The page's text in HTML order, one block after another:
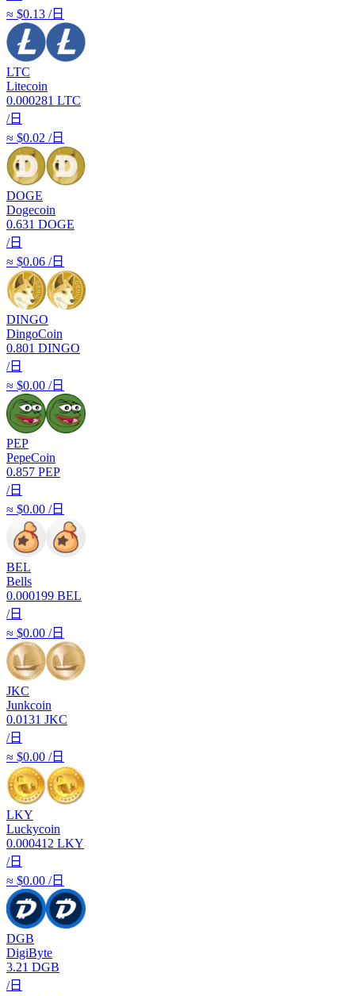
≈ $0.13 /日
LTC
Litecoin
0.000281 LTC
/日
≈ $0.02 /日
DOGE
Dogecoin
0.631 DOGE
/日
≈ $0.06 /日
DINGO
DingoCoin
0.801 DINGO
/日
≈ $0.00 /日
PEP
PepeCoin
0.857 PEP
/日
≈ $0.00 /日
BEL
Bells
0.000199 BEL
/日
≈ $0.00 /日
JKC
Junkcoin
0.0131 JKC
/日
≈ $0.00 /日
LKY
Luckycoin
0.000412 LKY
/日
≈ $0.00 /日
DGB
DigiByte
3.21 DGB
/日